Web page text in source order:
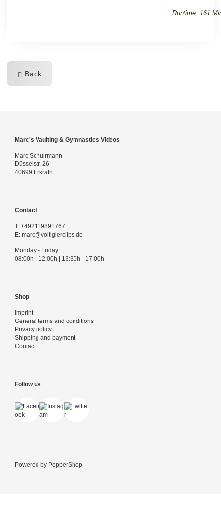
Runtime: 161
Back
Marc's Vaulting & Gymnastics Videos
Marc Schuirmann
Düsselstr. 26
40699 Erkrath
Contact
T: +492119891767
E: marc@voltigierclips.de
Monday - Friday
08:00h - 12:00h | 13:30h - 17:00h
Shop
Imprint
General terms and conditions
Privacy policy
Shipping and payment
Contact
Follow us
Powered by PepperShop